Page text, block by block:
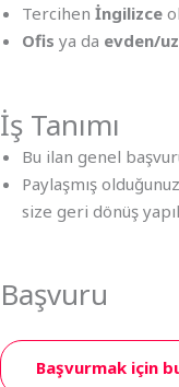
Tercihen İngilizce
Ofis ya da evden/
İş Tanımı
Bu ilan genel
Paylaşmış
size geri dönüş
Başvuru
Başvurmak için